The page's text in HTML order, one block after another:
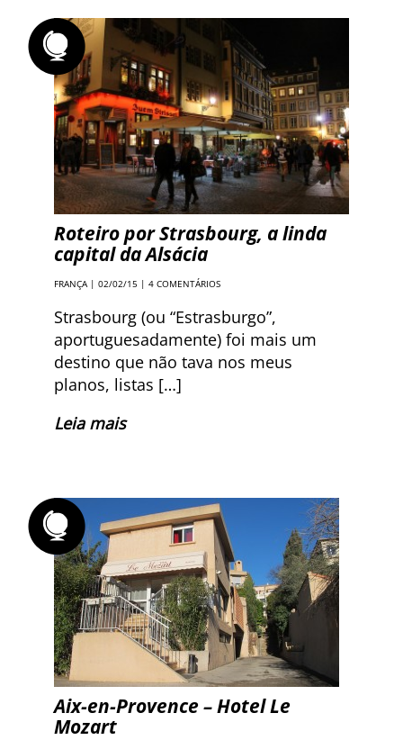
Roteiro por Strasbourg, a linda
capital da Alsácia
FRANÇA | 02/02/15 | 4 COMENTÁRIOS
Strasbourg (ou “Estrasburgo”,
aportuguesadamente) foi mais um
destino que não tava nos meus
planos, listas […]
Leia mais
Aix-en-Provence – Hotel Le
Mozart